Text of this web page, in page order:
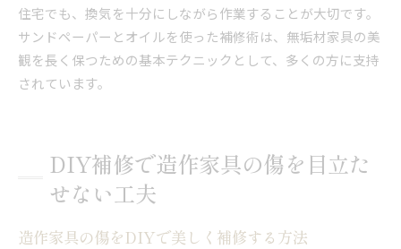
住宅でも、換気を十分にしながら作業することが大切です。
サンドペーパーとオイルを使った補修術は、無垢材家具の美
観を長く保つための基本テクニックとして、多くの方に支持
されています。
DIY補修で造作家具の傷を目立た
せない工夫
造作家具の傷をDIYで美しく補修する方法